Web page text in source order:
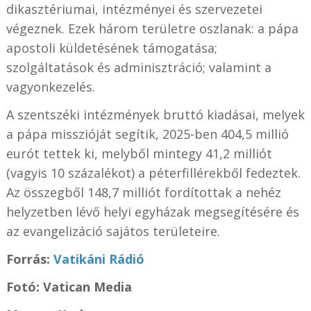
dikasztériumai, intézményei és szervezetei
végeznek. Ezek három területre oszlanak: a pápa
apostoli küldetésének támogatása;
szolgáltatások és adminisztráció; valamint a
vagyonkezelés.
A szentszéki intézmények bruttó kiadásai, melyek
a pápa misszióját segítik, 2025-ben 404,5 millió
eurót tettek ki, melyből mintegy 41,2 milliót
(vagyis 10 százalékot) a péterfillérekből fedeztek.
Az összegből 148,7 milliót fordítottak a nehéz
helyzetben lévő helyi egyházak megsegítésére és
az evangelizáció sajátos területeire.
Forrás: Vatikáni Rádió
Fotó: Vatican Media